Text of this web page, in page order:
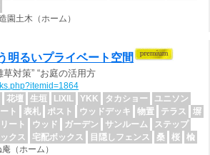
土木（ホーム）
明るいプライベート空間
対策” “お庭の活用方
花壇 生垣 LIXIL YKK タカショー
ユニソン
ト 表札 ポスト ウッドデッキ 物置 テラス
塀
ート ウッド ガーデン サンルーム
ステップ
クス 宅配ボックス 目隠しフェンス 桑 桜
楡
（ホーム）